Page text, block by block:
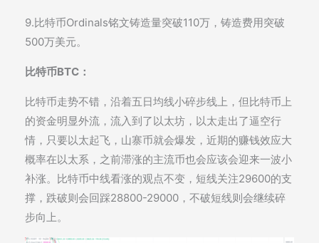
9.比特币Ordinals铭文铸造量突破110万，铸造费用突破
500万美元。
比特币BTC：
比特币走势不错，沿着五日均线小碎步线上，但比特币上
的资金明显外流，流入到了以太坊，以太走出了逼空行
情，只要以太起飞，山寨币就会爆发，近期的赚钱效应大
概率在以太系，之前滞涨的主流币也会应该会迎来一波小
补涨。比特币中线看涨的观点不变，短线关注29600的支
撑，跌破则会回踩28800-29000，不破短线则会继续碎
步向上。